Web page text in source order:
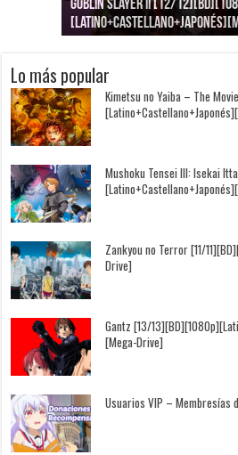
Goblin Slayer II [12/
Jujutsu Kaisen: Kaigyoku/
[Latino+Japonés][Mega-Drive]
Kimi to, Nami ni Noretara
Nukitashi the Animation [11/
[1080p][Sub-Español][Mega-
Kimi wa Houkago Insomnia [13/
Getsuyoubi no Tawawa [12/
[1080p][Sub-Español][Mega-
Lo más popular
Kimetsu no Yaiba – The
Mushoku Tensei III: Isekai
Zankyou no Terror [11/
Drive]
Gantz [13/
[Mega-Drive]
Usuarios VIP – Membresías